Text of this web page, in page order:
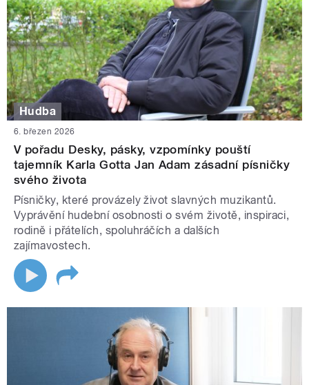
Hudba
6. březen 2026
V pořadu Desky, pásky, vzpomínky pouští
tajemník Karla Gotta Jan Adam zásadní písničky
svého života
Písničky, které provázely život slavných muzikantů.
Vyprávění hudební osobnosti o svém životě, inspiraci,
rodině i přátelích, spoluhráčích a dalších
zajímavostech.